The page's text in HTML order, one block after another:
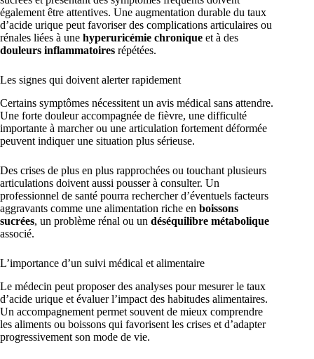
également être attentives. Une augmentation durable du taux
d’acide urique peut favoriser des complications articulaires ou
rénales liées à une hyperuricémie chronique et à des
douleurs inflammatoires répétées.
Les signes qui doivent alerter rapidement
Certains symptômes nécessitent un avis médical sans attendre.
Une forte douleur accompagnée de fièvre, une difficulté
importante à marcher ou une articulation fortement déformée
peuvent indiquer une situation plus sérieuse.
Des crises de plus en plus rapprochées ou touchant plusieurs
articulations doivent aussi pousser à consulter. Un
professionnel de santé pourra rechercher d’éventuels facteurs
aggravants comme une alimentation riche en boissons
sucrées, un problème rénal ou un déséquilibre métabolique
associé.
L’importance d’un suivi médical et alimentaire
Le médecin peut proposer des analyses pour mesurer le taux
d’acide urique et évaluer l’impact des habitudes alimentaires.
Un accompagnement permet souvent de mieux comprendre
les aliments ou boissons qui favorisent les crises et d’adapter
progressivement son mode de vie.